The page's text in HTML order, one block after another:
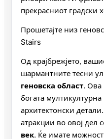
прекрасниот градски
Прошетајте низ
Stairs
Од крајбрежјето,
шармантните тесни
геновска област. Ова
богата
архитектонски
атракции во овој дел
век. Ќе имате можност